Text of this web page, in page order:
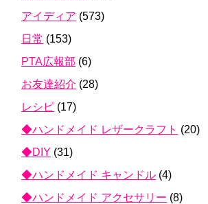
アイディア (573)
日常 (153)
PTA広報部 (6)
お友達紹介 (28)
レシピ (17)
◆ハンドメイド レザークラフト (20)
◆DIY (31)
◆ハンドメイド キャンドル (4)
◆ハンドメイド アクセサリー (8)